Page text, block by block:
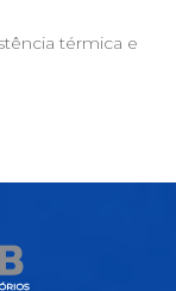
térmica e